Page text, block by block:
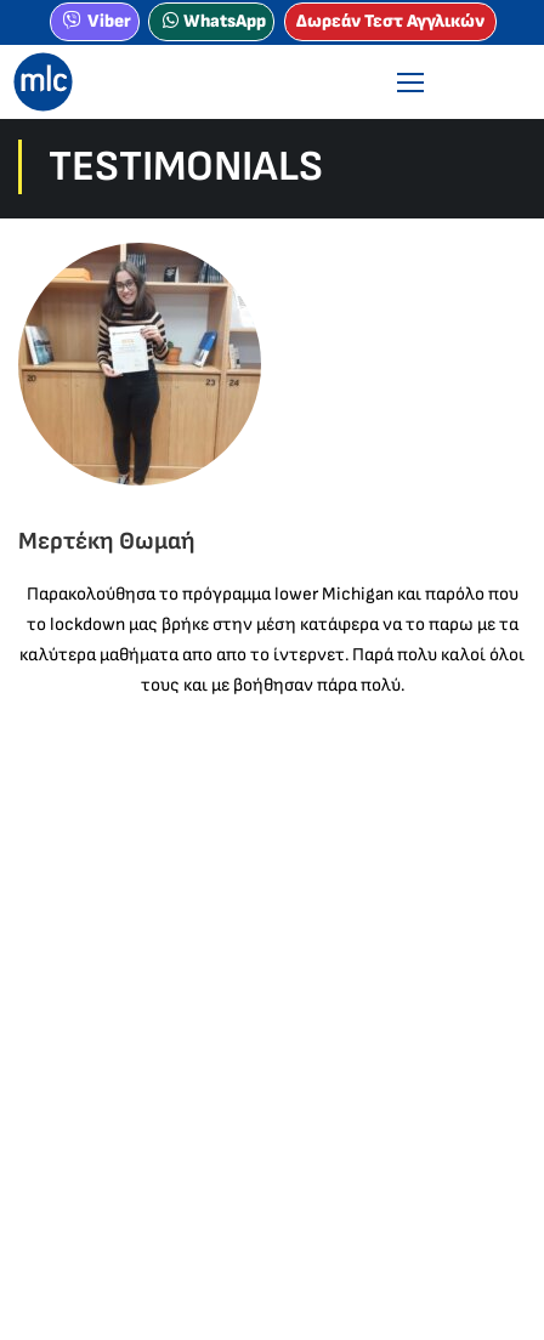
Viber WhatsApp Δωρεάν Τεστ Αγγλικών
TESTIMONIALS
Μερτέκη Θωμαή
Παρακολούθησα το πρόγραμμα lower Michigan και παρόλο που
το lockdown μας βρήκε στην μέση κατάφερα να το παρω με τα
καλύτερα μαθήματα απο απο το ίντερνετ. Παρά πολυ καλοί όλοι
τους και με βοήθησαν πάρα πολύ.